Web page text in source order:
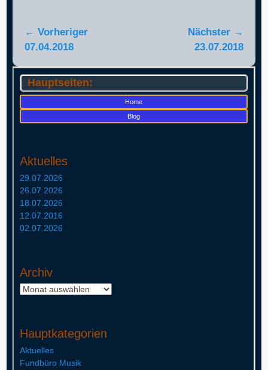
Beitragsnavigation
← Vorheriger
Vorheriger
07.04.2018
Nächster →
23.07.2018
Hauptseiten:
Home
Blog
Aktuelles
29.07.2026
26.07.2026
18.07.2026
12.07.2016
02.07.2026
Archiv
Archiv
Hauptkategorien
Aktuelles
Fundbüro Musik